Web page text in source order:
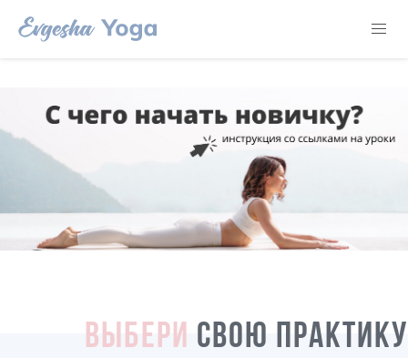
ВЫБЕРИ СВОЮ ПРАКТИКУ